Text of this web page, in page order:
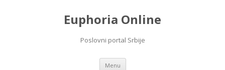
Euphoria Online
Poslovni portal Srbije
Menu Skip